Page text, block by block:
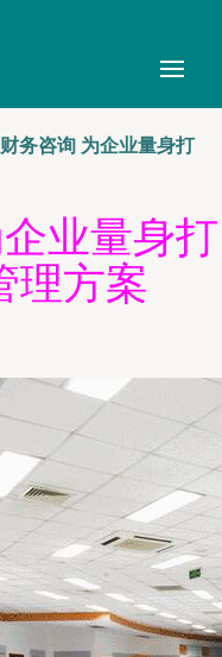
务咨询 为企业量身打
业量身打
理方案